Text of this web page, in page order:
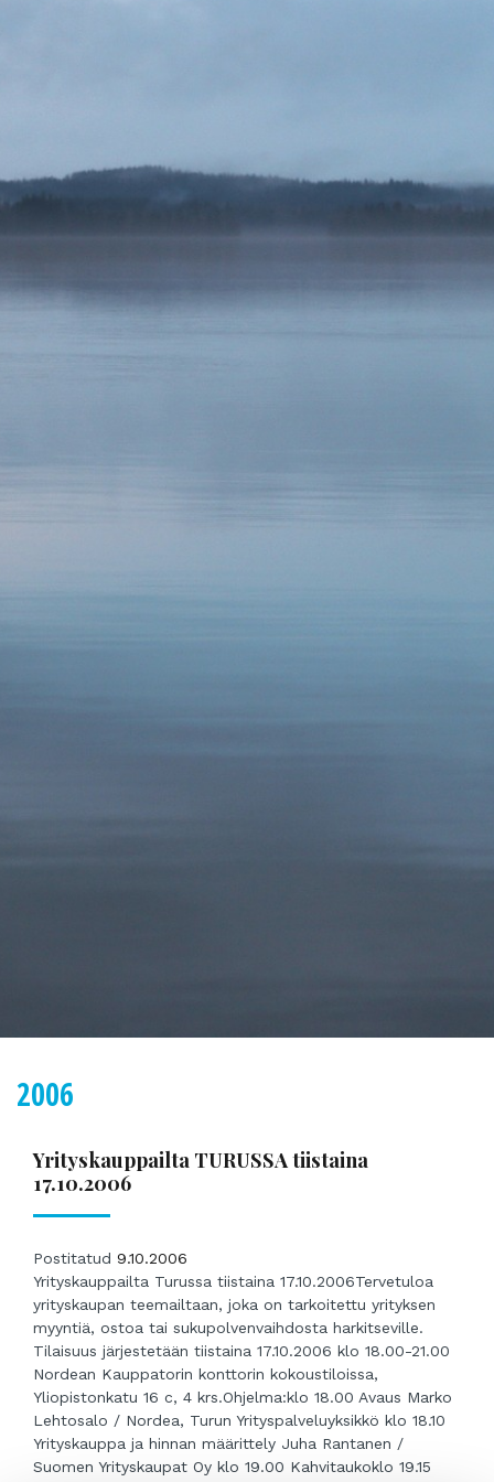
2006
Yrityskauppailta TURUSSA tiistaina
17.10.2006
Postitatud 9.10.2006
Yrityskauppailta Turussa tiistaina 17.10.2006Tervetuloa
yrityskaupan teemailtaan, joka on tarkoitettu yrityksen
myyntiä, ostoa tai sukupolvenvaihdosta harkitseville.
Tilaisuus järjestetään tiistaina 17.10.2006 klo 18.00-21.00
Nordean Kauppatorin konttorin kokoustiloissa,
Yliopistonkatu 16 c, 4 krs.Ohjelma:klo 18.00 Avaus Marko
Lehtosalo / Nordea, Turun Yrityspalveluyksikkö klo 18.10
Yrityskauppa ja hinnan määrittely Juha Rantanen /
Suomen Yrityskaupat Oy klo 19.00 Kahvitaukoklo 19.15